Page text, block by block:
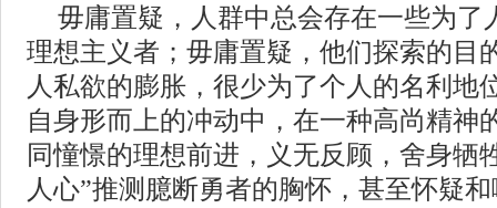
毋庸置疑，人群中总会存在一些为了
理想主义者；毋庸置疑，他们探索的目
人私欲的膨胀，很少为了个人的名利地
自身形而上的冲动中，在一种高尚精神
同憧憬的理想前进，义无反顾，舍身牺
人心”推测臆断勇者的胸怀，甚至怀疑